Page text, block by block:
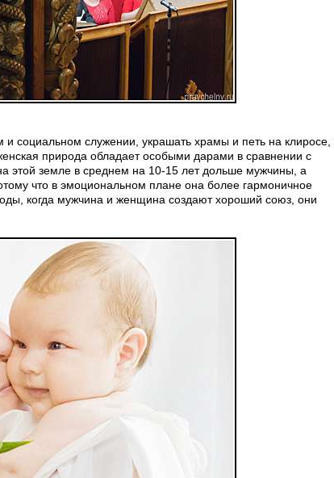
и социальном служении, украшать храмы и петь на клиросе,
природа обладает особыми дарами в сравнении с
земле в среднем на 10-15 лет дольше мужчины, а
что в эмоциональном плане она более гармоничное
когда мужчина и женщина создают хороший союз, они